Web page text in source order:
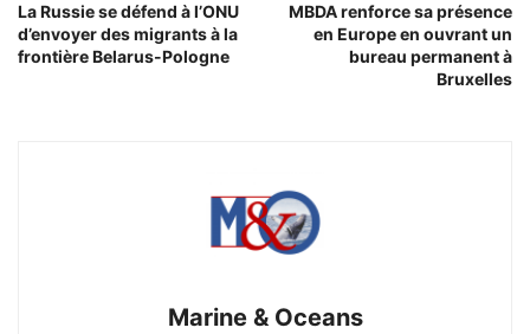
La Russie se défend à l’ONU
d’envoyer des migrants à la
frontière Belarus-Pologne
MBDA renforce sa présence
en Europe en ouvrant un
bureau permanent à
Bruxelles
Marine & Oceans